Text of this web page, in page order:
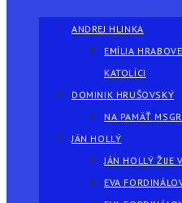
ANDREJ HLINKA
EMÍLIA
KATOLÍCI
DOMINIK HRUŠOVSKÝ
NA PAMÄŤ
JÁN HOLLÝ
JÁN HOLLÝ ŽIJE
EVA